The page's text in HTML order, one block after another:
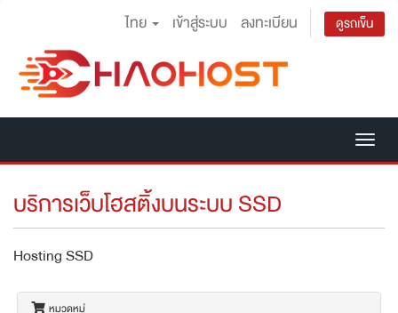
ไทย เข้าสู่ระบบ ลงทะเบียน ดูรถเข็น
บริการเว็บโฮสติ้งบนระบบ SSD
Hosting SSD
หมวดหมู่